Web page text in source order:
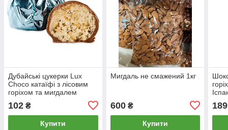
Дубайські цукерки Lux
Choco катаїфі з лісовим
горіхом та мигдалем
102 ₴
Купити
Мигдаль не смажений 1кг
600₴
Купити
189